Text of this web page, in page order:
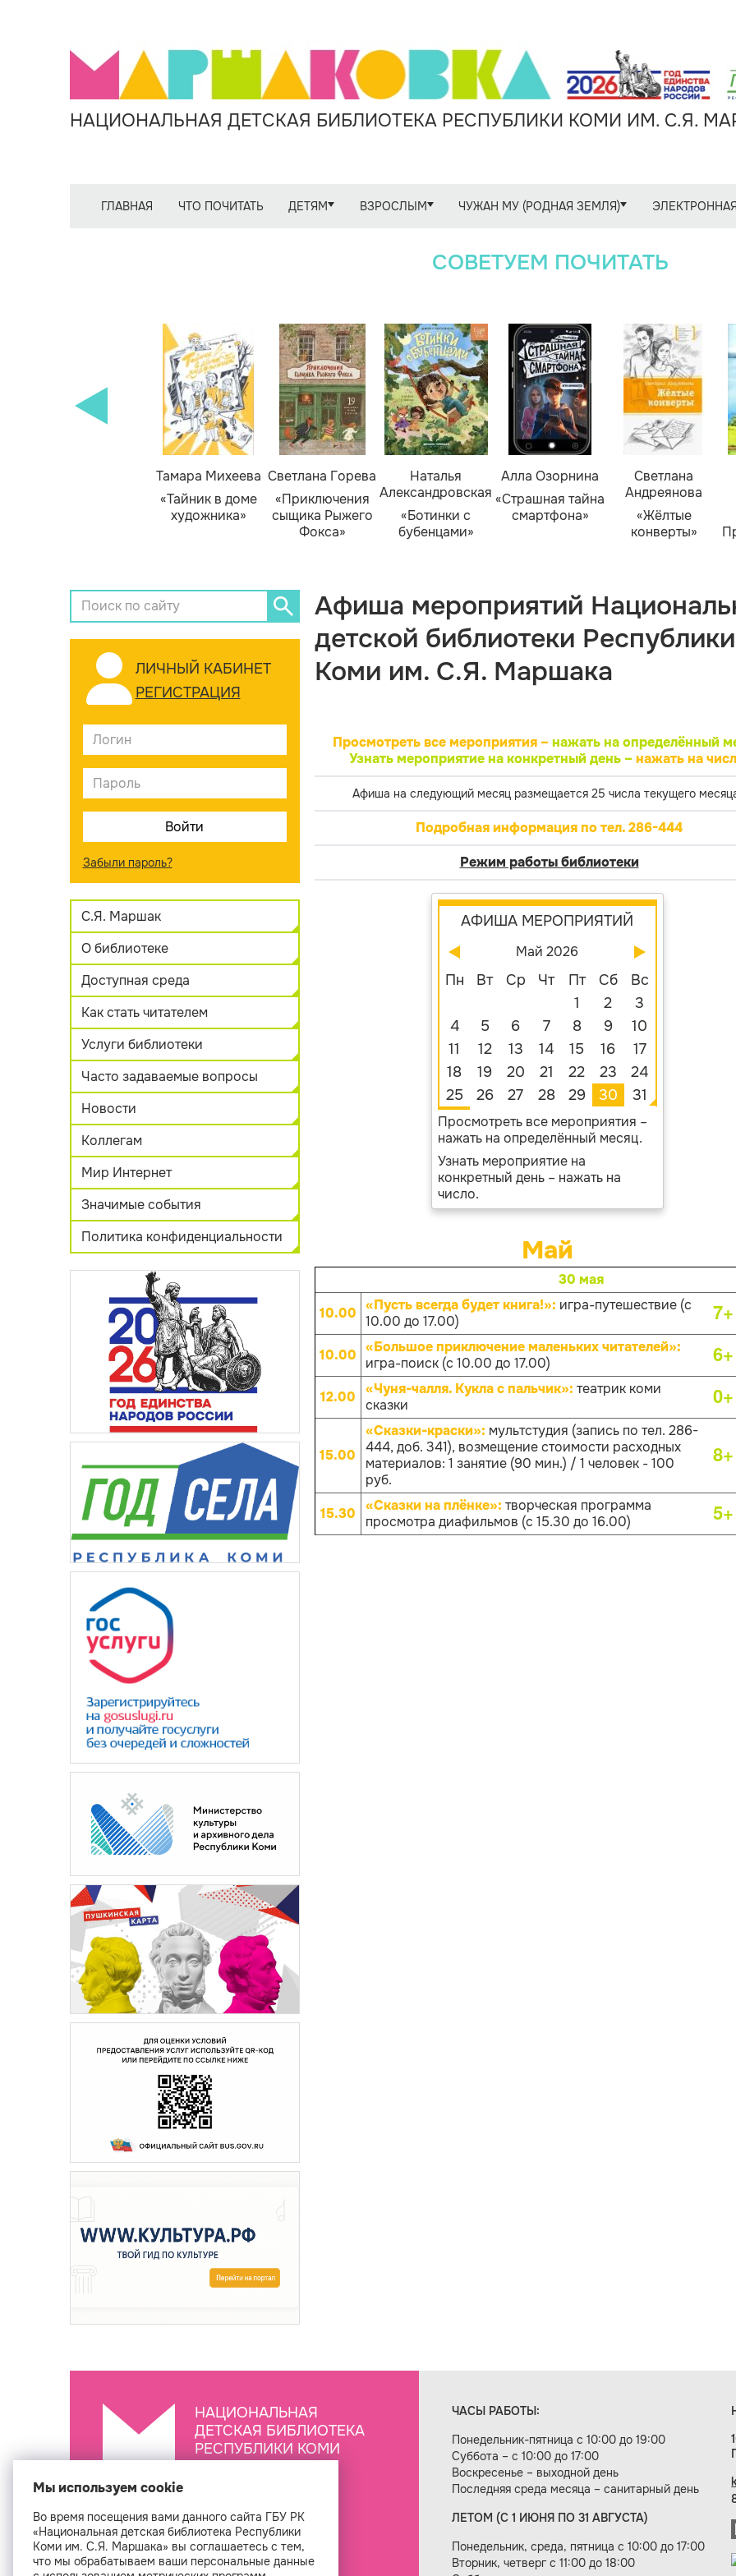
НАЦИОНАЛЬНАЯ ДЕТСКАЯ БИБЛИОТЕКА РЕСПУБЛИКИ КОМИ ИМ. С.Я.
ГЛАВНАЯ ЧТО ПОЧИТАТЬ ДЕТЯМ ВЗРОСЛЫМ ЧУЖАН МУ (РОДНАЯ ЗЕМЛЯ)
СОВЕТУЕМ ПОЧИТАТЬ
Тамара Михеева
«Тайник в доме
художника»
Светлана Горева
«Приключения
сыщика Рыжего
Фокса»
Наталья
Александровская
«Ботинки с
бубенцами»
Алла Озорнина
«Страшная тайна
смартфона»
Светлана
Андреянова
«Жёлтые
конверты»
ЛИЧНЫЙ КАБИНЕТ
РЕГИСТРАЦИЯ
Забыли пароль?
С.Я. Маршак
О библиотеке
Доступная среда
Как стать читателем
Услуги библиотеки
Часто задаваемые вопросы
Новости
Коллегам
Мир Интернет
Значимые события
Политика конфиденциальности
Афиша мероприятий
детской библиотеки Республики
Коми им. С.Я. Маршака
Просмотреть все мероприятия – нажать на определённый
Узнать мероприятие на конкретный день –нажать на
Афиша на следующий месяц размещается 25 числа текущего
Подробная информация по тел. 286-444
Режим работы библиотеки
АФИША МЕРОПРИЯТИЙ
Май 2026
Пн Вт Ср Чт Пт Сб
Вс
1
2
3
4
5 6 7 8 9
10
11
12 13 14 15 16
17
18
19 20 21 22 23
24
25
26 27 28 29 30 31
Просмотреть все мероприятия –
нажать на определённый месяц.
Узнать мероприятие на
конкретный день – нажать на
число.
Май
30 мая
10.00 «Пусть всегда будет книга!»: игра-путешествие (с
10.00 до 17.00)
7+
10.00 «Большое приключение маленьких читателей»:
игра-поиск (с 10.00 до 17.00)
6+
12.00 «Чуня-чалля. Кукла с пальчик»: театрик коми
сказки
0+
15.00
«Сказки-краски»: мультстудия (запись по тел. 286-
444, доб. 341), возмещение стоимости расходных
материалов: 1 занятие (90 мин.) / 1 человек - 100
руб.
8+
15.30 «Сказки на плёнке»: творческая программа
просмотра диафильмов (с 15.30 до 16.00)
5+
НАЦИОНАЛЬНАЯ
ДЕТСКАЯ БИБЛИОТЕКА
РЕСПУБЛИКИ КОМИ
ЧАСЫ РАБОТЫ:
Понедельник-пятница с 10:00 до 19:00
Суббота – с 10:00 до 17:00
Воскресенье – выходной день
Последняя среда месяца – санитарный день
ЛЕТОМ (С 1 ИЮНЯ ПО 31 АВГУСТА)
Понедельник, среда, пятница с 10:00 до 17:00
Вторник, четверг с 11:00 до 18:00
Создание сайта — веб-студия «Цифровой век»
Мы используем cookie
Во время посещения вами данного сайта ГБУ РК
«Национальная детская библиотека Республики
Коми им. С.Я. Маршака» вы соглашаетесь с тем,
что мы обрабатываем ваши персональные данные